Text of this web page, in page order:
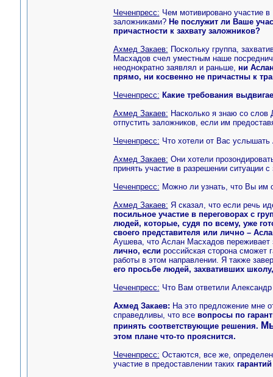
Чеченпресс: Чем мотивировано участие
заложниками? Не послужит ли Ваше
причастности к захвату заложников?
Ахмед Закаев: Поскольку группа,
Масхадов счел уместным наше
неоднократно заявлял и раньше, ни
прямо, ни косвенно не причастны к
Чеченпресс: Какие требования
Ахмед Закаев: Насколько я знаю со
отпустить заложников, если им
Чеченпресс: Что хотели от Вас
Ахмед Закаев: Они хотели
принять участие в разрешении ситуации
Чеченпресс: Можно ли узнать, что Вы им
Ахмед Закаев: Я сказал, что если речь
посильное участие в переговорах с
людей, которые, судя по всему, уже
своего представителя или лично –
Аушева, что Аслан Масхадов
лично, еслироссийская сторона сможет
работы в этом направлении. Я также
его просьбе людей, захвативших
Чеченпресс: Что Вам ответили
Ахмед Закаев: На это предложение мне
справедливы, что все вопросы по
принять соответствующие решения.
этом плане что-то прояснится.
Чеченпресс: Остаются, все же,
участие в предоставлении таких